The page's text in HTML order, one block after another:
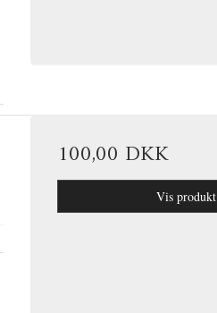
100,00 DKK
Vis produkt